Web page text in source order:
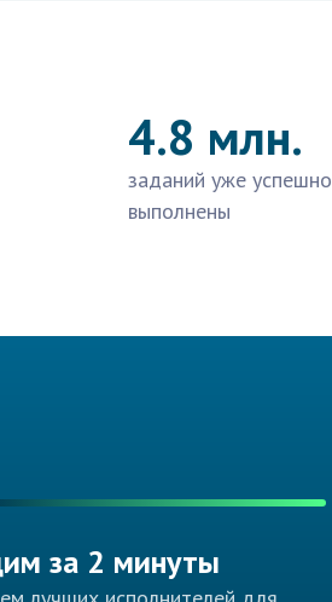
4.8 млн.
заданий уже успешно
выполнены
за 2 минуты